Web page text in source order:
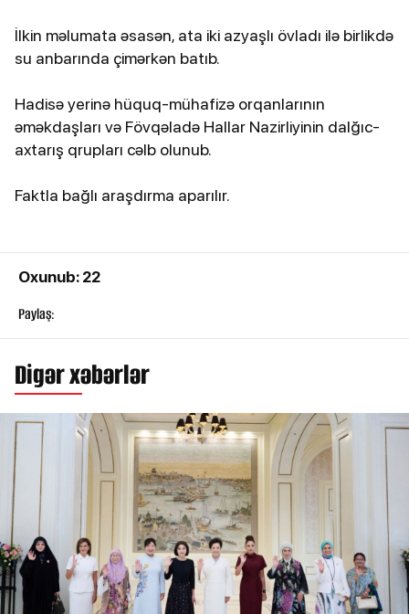
İlkin məlumata əsasən, ata iki azyaşlı övladı ilə birlikdə
su anbarında çimərkən batıb.
Hadisə yerinə hüquq-mühafizə orqanlarının
əməkdaşları və Fövqəladə Hallar Nazirliyinin dalğıc-
axtarış qrupları cəlb olunub.
Faktla bağlı araşdırma aparılır.
Oxunub: 22
Paylaş:
Digər xəbərlər